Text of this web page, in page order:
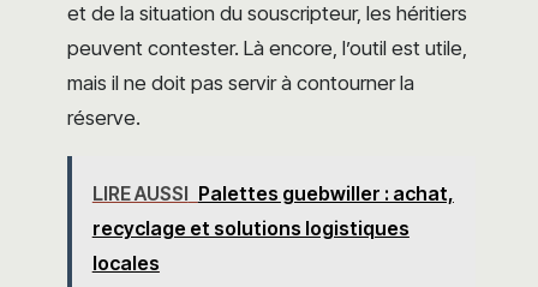
et de la situation du souscripteur, les héritiers
peuvent contester. Là encore, l’outil est utile,
mais il ne doit pas servir à contourner la
réserve.
LIRE AUSSI Palettes guebwiller : achat,
recyclage et solutions logistiques
locales